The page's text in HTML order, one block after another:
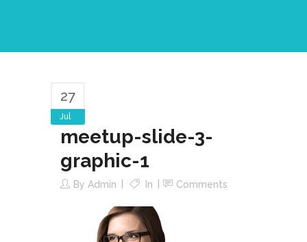
27
Jul
meetup-slide-3-
graphic-1
By Admin In Comments